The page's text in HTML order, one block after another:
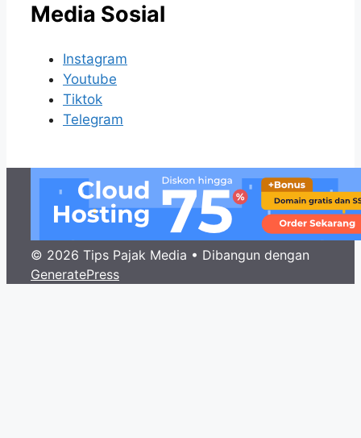
Media Sosial
Instagram
Youtube
Tiktok
Telegram
© 2026 Tips Pajak Media • Dibangun dengan
GeneratePress